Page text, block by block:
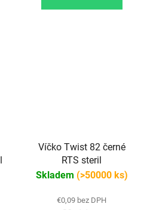
Víčko Twist 82 černé
RTS steril
Skladem (>50000 ks)
€0,09 bez DPH